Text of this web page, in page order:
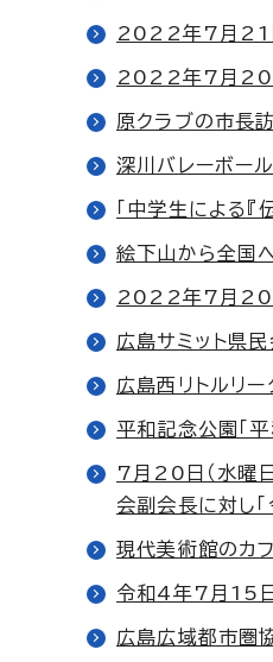
2022年7月21日
2022年7月20
原クラブの市長
深川バレーボー
「中学生による
絵下山から全国
2022年7月20
広島サミット県民
広島西リトルリ
平和記念公園「
7月20日（水曜
会副会長に対し
現代美術館のカ
令和4年7月15日
広島広域都市圏